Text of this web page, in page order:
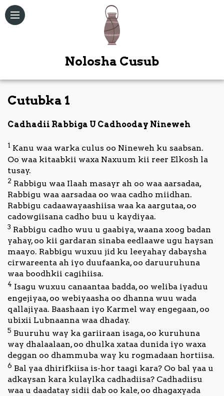
Kitaabka
Quduuska
Ah
Bogag
Kale
Nagala
soo
xiriir
Nolosha Cusub
Cutubka 1
Cadhadii Rabbiga U Cadhooday Nineweh
1 Kanu waa warka culus oo Nineweh ku saabsan.
Oo waa kitaabkii waxa Naxuum kii reer Elkosh la
tusay.
2 Rabbigu waa Ilaah masayr ah oo waa aarsadaa,
Rabbigu waa aarsadaa oo waa cadho miidhan.
Rabbigu cadaawayaashiisa waa ka aargutaa, oo
cadowgiisana cadho buu u kaydiyaa.
3 Rabbigu cadho wuu u gaabiya, waana xoog badan
yahay, oo kii gardaran sinaba eedlaawe ugu haysan
maayo. Rabbigu wuxuu jid ku leeyahay dabaysha
cirwareenta ah iyo duufaanka, oo daruuruhuna
waa boodhkii cagihiisa.
4 Isagu wuxuu canaantaa badda, oo weliba iyaduu
engejiyaa, oo webiyaasha oo dhanna wuu wada
qallajiyaa. Baashaan iyo Karmel way engegaan, oo
ubixii Lubnaanna waa dhaday.
5 Buuruhu way ka gariiraan isaga, oo kuruhuna
way dhalaalaan, oo dhulka xataa dunida iyo waxa
deggan oo dhammuba way ku rogmadaan hortiisa.
6 Bal yaa dhirifkiisa is-hor taagi kara? Oo bal yaa u
adkaysan kara kulaylka cadhadiisa? Cadhadiisu
waa u daadatay sidii dab oo kale, oo dhagaxyada